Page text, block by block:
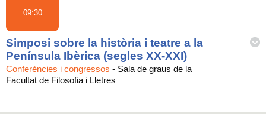
09:30
Simposi sobre la història i teatre a la
Península Ibèrica (segles XX-XXI)
Conferències i congressos - Sala de graus de la
Facultat de Filosofia i Lletres